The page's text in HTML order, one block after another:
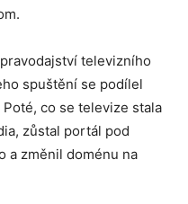
televizního
spuštění se podílel
co se televize stala
zůstal portál pod
a změnil doménu na